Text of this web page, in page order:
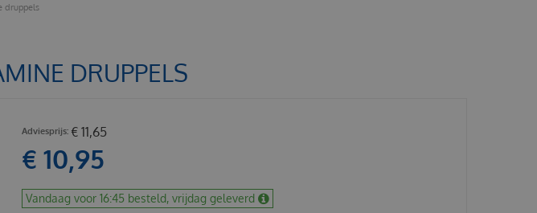
druppels
DRUPPELS
€ 11,65
€ 10,95
Vandaag voor 16:45 besteld, vrijdag geleverd